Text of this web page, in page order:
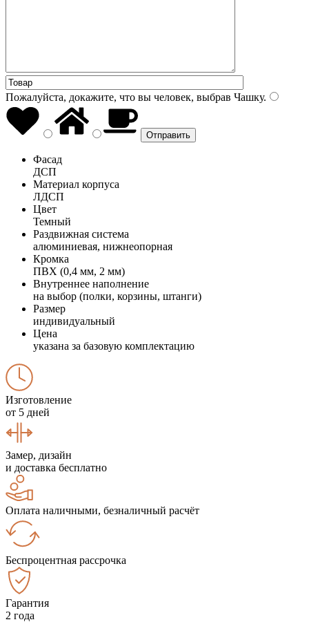
Пожалуйста, докажите, что вы человек, выбрав Чашку.
Фасад
ДСП
Материал корпуса
ЛДСП
Цвет
Темный
Раздвижная система
алюминиевая, нижнеопорная
Кромка
ПВХ (0,4 мм, 2 мм)
Внутреннее наполнение
на выбор (полки, корзины, штанги)
Размер
индивидуальный
Цена
указана за базовую комплектацию
Изготовление
от 5 дней
Замер, дизайн
и доставка бесплатно
Оплата наличными, безналичный расчёт
Беспроцентная рассрочка
Гарантия
2 года